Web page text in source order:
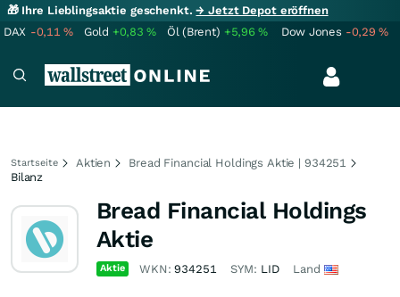
🎁 Ihre Lieblingsaktie geschenkt.→ Jetzt Depot eröffnen
DAX -0,11% Gold +0,83% Öl (Brent) +5,96% Dow Jones -0,29%
Startseite Aktien
Bread Financial Holdings Aktie | 934251
Bilanz
Bread Financial Holdings
Aktie
Aktie WKN:934251 SYM: LID Land